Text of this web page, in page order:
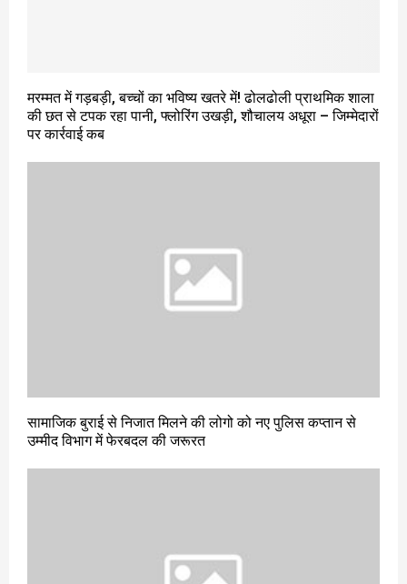
मरम्मत में गड़बड़ी, बच्चों का भविष्य खतरे में! ढोलढोली प्राथमिक शाला
की छत से टपक रहा पानी, फ्लोरिंग उखड़ी, शौचालय अधूरा – जिम्मेदारों
पर कार्रवाई कब
सामाजिक बुराई से निजात मिलने की लोगो को नए पुलिस कप्तान से
उम्मीद विभाग में फेरबदल की जरूरत